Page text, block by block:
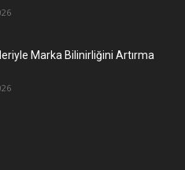
Marka Bilinirliğini Artırma